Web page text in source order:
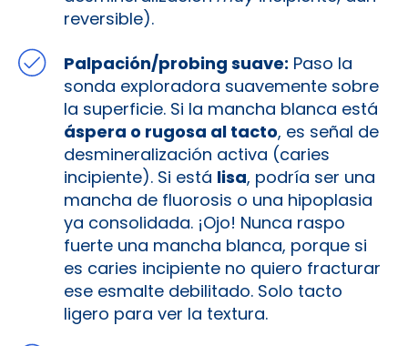
reversible).
Palpación/probing suave: Paso la
sonda exploradora suavemente sobre
la superficie. Si la mancha blanca está
áspera o rugosa al tacto, es señal de
desmineralización activa (caries
incipiente). Si está lisa, podría ser una
mancha de fluorosis o una hipoplasia
ya consolidada. ¡Ojo! Nunca raspo
fuerte una mancha blanca, porque si
es caries incipiente no quiero fracturar
ese esmalte debilitado. Solo tacto
ligero para ver la textura.